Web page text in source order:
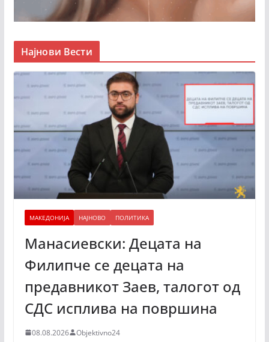
Најнови Вести
МАКЕДОНИЈА НАЈНОВО ПОЛИТИКА
Манасиевски: Децата на
Филипче се децата на
предавникот Заев, талогот од
СДС исплива на површина
08.08.2026 Objektivno24